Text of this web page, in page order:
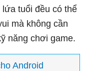
tuổi đều có thể
mà không cần
năng chơi game.
Android